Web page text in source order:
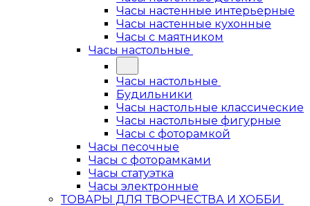
Часы настенные интерьерные
Часы настенные кухонные
Часы с маятником
Часы настольные
Часы настольные
Будильники
Часы настольные классические
Часы настольные фигурные
Часы с фоторамкой
Часы песочные
Часы с фоторамками
Часы статуэтка
Часы электронные
ТОВАРЫ ДЛЯ ТВОРЧЕСТВА И ХОББИ